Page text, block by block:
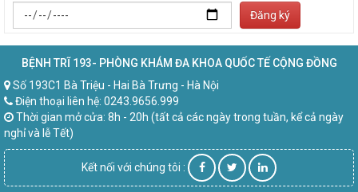
Đăng ký
BỆNH TRĨ 193- PHÒNG KHÁM ĐA KHOA QUỐC TẾ CỘNG ĐỒNG
Số 193C1 Bà Triệu - Hai Bà Trưng - Hà Nội
Điện thoại liên hệ: 0243.9656.999
Thời gian mở cửa: 8h - 20h (tất cả các ngày trong tuần, kể cả ngày
nghỉ và lễ Tết)
Kết nối với chúng tôi :